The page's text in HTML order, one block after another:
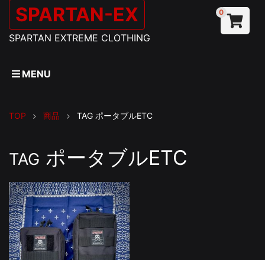
SPARTAN-EX
SPARTAN EXTREME CLOTHING
0
MENU
TOP 商品 TAG ポータブルETC
TAG ポータブルETC